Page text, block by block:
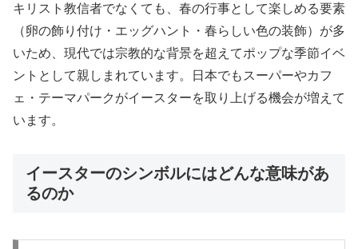
キリスト教信者でなくても、春の行事として楽しめる要素
（卵の飾り付け・エッグハント・春らしい色の装飾）が多
いため、現代では宗教的な背景を超えてポップな季節イベ
ントとして親しまれています。日本でもスーパーやカフ
ェ・テーマパークがイースターを取り上げる機会が増えて
います。
イースターのシンボルにはどんな意味があ
るのか